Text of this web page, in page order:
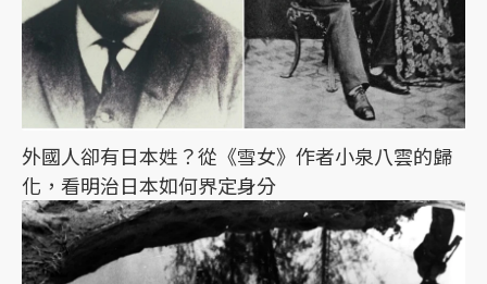
外國人卻有日本姓？從《雪女》作者小泉八雲的歸
化，看明治日本如何界定身分